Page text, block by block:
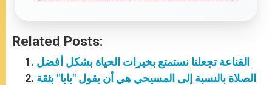
Related Posts:
القناعة تجعلنا نستمتع بخيرات الحياة بشكل أفضل
الصلاة بالنسبة إلى المسيحي هي أن يقول "بابا" بثقة